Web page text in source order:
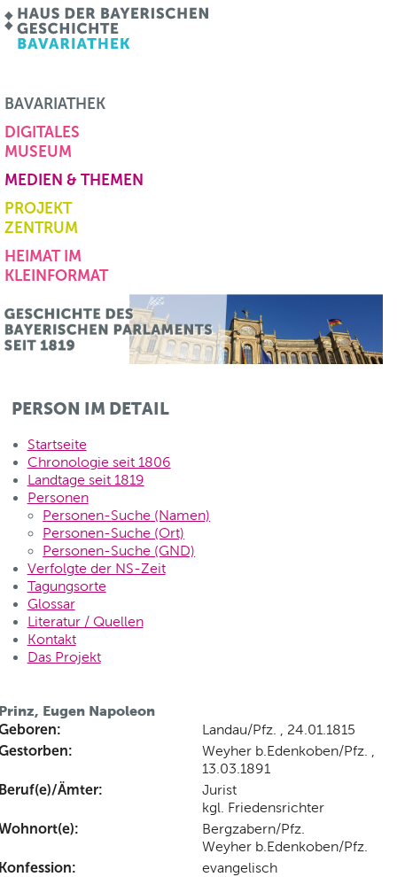
BAVARIATHEK
DIGITALES
MUSEUM
MEDIEN & THEMEN
PROJEKT
ZENTRUM
HEIMAT IM
KLEINFORMAT
PERSON IM DETAIL
Startseite
Chronologie seit 1806
Landtage seit 1819
Personen
Personen-Suche (Namen)
Personen-Suche (Ort)
Personen-Suche (GND)
Verfolgte der NS-Zeit
Tagungsorte
Glossar
Literatur / Quellen
Kontakt
Das Projekt
Eugen Napoleon
Landau/Pfz. , 24.01.1815
Weyher b.Edenkoben/Pfz. ,
13.03.1891
Ämter:
Jurist
kgl. Friedensrichter
Bergzabern/Pfz.
Weyher b.Edenkoben/Pfz.
evangelisch